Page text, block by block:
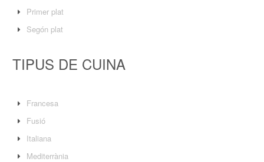
Primer plat
Segón plat
TIPUS DE CUINA
Francesa
Fusió
Italiana
Mediterrània